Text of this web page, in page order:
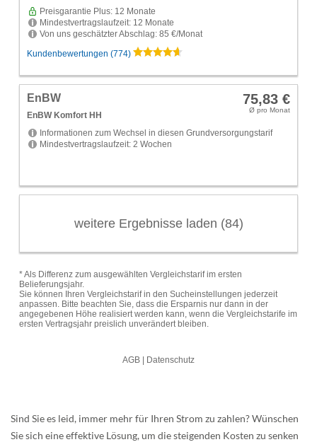
Sind Sie es leid, immer mehr für Ihren Strom zu zahlen? Wünschen
Sie sich eine effektive Lösung, um die steigenden Kosten zu senken